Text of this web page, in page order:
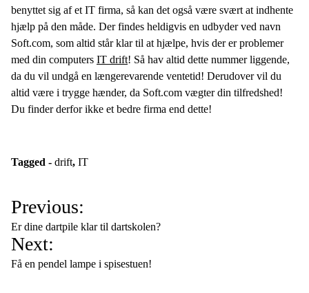
benyttet sig af et IT firma, så kan det også være svært at indhente
hjælp på den måde. Der findes heldigvis en udbyder ved navn
Soft.com, som altid står klar til at hjælpe, hvis der er problemer
med din computers IT drift! Så hav altid dette nummer liggende,
da du vil undgå en længerevarende ventetid! Derudover vil du
altid være i trygge hænder, da Soft.com vægter din tilfredshed!
Du finder derfor ikke et bedre firma end dette!
Tagged - drift, IT
I
n
d
l
Previous:
Er dine dartpile klar til dartskolen?
Next:
Få en pendel lampe i spisestuen!